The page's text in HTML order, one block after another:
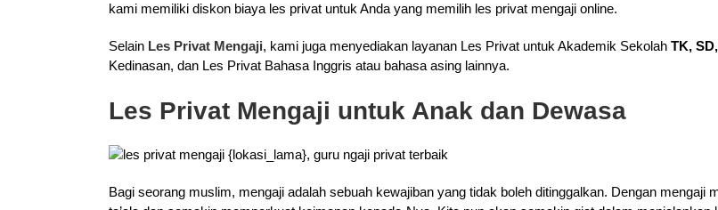
kami memiliki diskon biaya les privat untuk Anda yang memilih les privat mengaji online.
Selain Les Privat Mengaji, kami juga menyediakan layanan Les Privat untuk Akademik Sekolah TK,
Kedinasan, dan Les Privat Bahasa Inggris atau bahasa asing lainnya.
Les Privat Mengaji untuk Anak dan Dewasa
Bagi seorang muslim, mengaji adalah sebuah kewajiban yang tidak boleh ditinggalkan. Dengan